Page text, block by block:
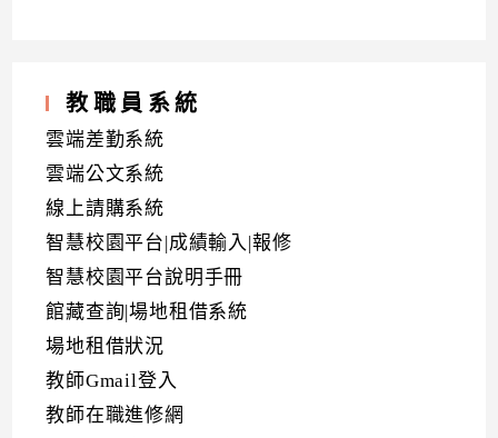
教職員系統
雲端差勤系統
雲端公文系統
線上請購系統
智慧校園平台|成績輸入|報修
智慧校園平台說明手冊
館藏查詢|場地租借系統
場地租借狀況
教師Gmail登入
教師在職進修網